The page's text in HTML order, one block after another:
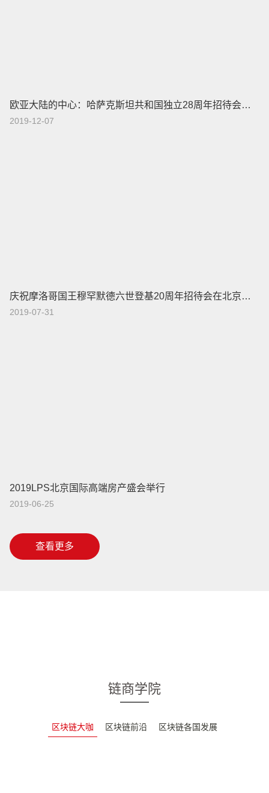
欧亚大陆的中心：哈萨克斯坦共和国独立28周年招待会在京举行
2019-12-07
庆祝摩洛哥国王穆罕默德六世登基20周年招待会在北京举行
2019-07-31
2019LPS北京国际高端房产盛会举行
2019-06-25
查看更多
链商学院
区块链大咖 区块链前沿 区块链各国发展